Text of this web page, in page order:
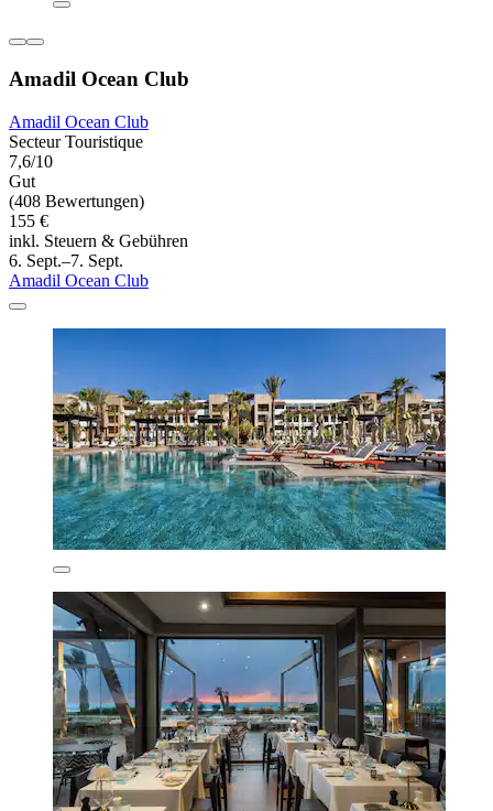
Amadil Ocean Club
Amadil Ocean Club
Secteur Touristique
7,6/10
Gut
(408 Bewertungen)
155 €
inkl. Steuern & Gebühren
6. Sept.–7. Sept.
Amadil Ocean Club